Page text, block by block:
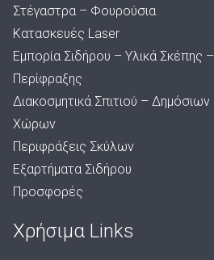
Στέγαστρα – Φουρούσια
Κατασκευές Laser
Εμπορία Σιδήρου – Υλικά Σκέπης –
Περίφραξης
Διακοσμητικά Σπιτιού – Δημόσιων
Χώρων
Περιφράξεις Σκύλων
Εξαρτήματα Σιδήρου
Προσφορές
Χρήσιμα Links